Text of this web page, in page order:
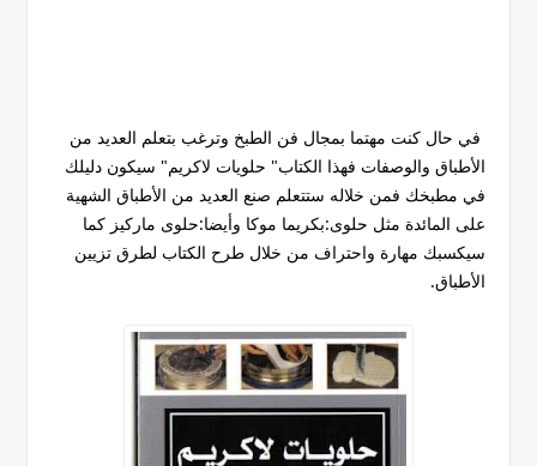
في حال كنت مهتما بمجال فن الطبخ وترغب بتعلم العديد من
الأطباق والوصفات فهذا الكتاب" حلويات لاكريم" سيكون دليلك
في مطبخك فمن خلاله ستتعلم صنع العديد من الأطباق الشهية
على المائدة مثل حلوى:بكريما موكا وأيضا:حلوى ماركيز كما
سيكسبك مهارة واحتراف من خلال طرح الكتاب لطرق تزيين
الأطباق.